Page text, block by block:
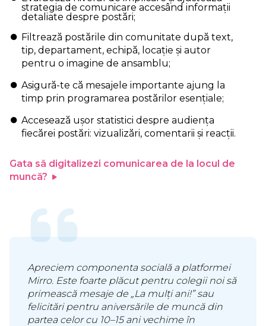
strategia de comunicare accesând informații
detaliate despre postări;
Filtrează postările din comunitate după text,
tip, departament, echipă, locație și autor
pentru o imagine de ansamblu;
Asigură-te că mesajele importante ajung la
timp prin programarea postărilor esențiale;
Accesează ușor statistici despre audiența
fiecărei postări: vizualizări, comentarii și reacții.
Gata să digitalizezi comunicarea de la locul de
muncă?
Apreciem componenta socială a platformei
Mirro. Este foarte plăcut pentru colegii noi să
primească mesaje de „La mulți ani!” sau
felicitări pentru aniversările de muncă din
partea celor cu 10–15 ani vechime în